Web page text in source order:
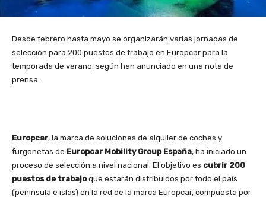
Desde febrero hasta mayo se organizarán varias jornadas de
selección para 200 puestos de trabajo en Europcar para la
temporada de verano, según han anunciado en una nota de
prensa.
Europcar, la marca de soluciones de alquiler de coches y
furgonetas de Europcar Mobility Group España, ha iniciado un
proceso de selección a nivel nacional. El objetivo es cubrir 200
puestos de trabajoque estarán distribuidos por todo el país
(península e islas) en la red de la marca Europcar, compuesta por